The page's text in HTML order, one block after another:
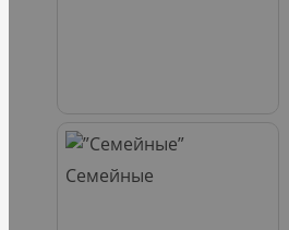
Семейные